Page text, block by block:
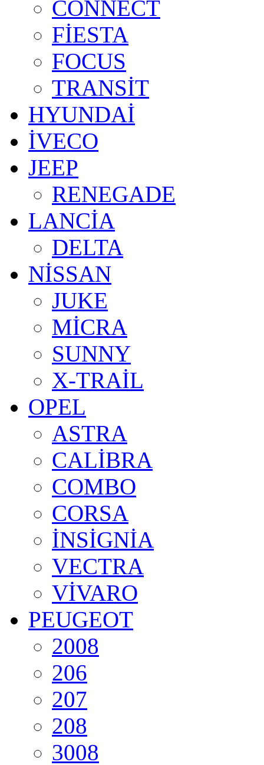
CONNECT
FİESTA
FOCUS
TRANSİT
HYUNDAİ
İVECO
JEEP
RENEGADE
LANCİA
DELTA
NİSSAN
JUKE
MİCRA
SUNNY
X-TRAİL
OPEL
ASTRA
CALİBRA
COMBO
CORSA
İNSİGNİA
VECTRA
VİVARO
PEUGEOT
2008
206
207
208
3008